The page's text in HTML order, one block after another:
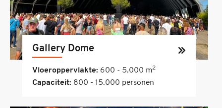
Gallery Dome
Vloeroppervlakte: 600 - 5.000 m2
Capaciteit: 800 - 15.000 personen